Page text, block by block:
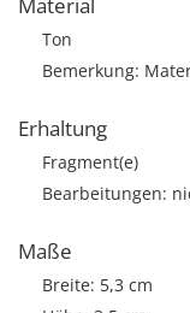
Ton
Bemerkung:
Erhaltung
Fragment(e)
Bearbeitungen:
Maße
Breite: 5,3 cm